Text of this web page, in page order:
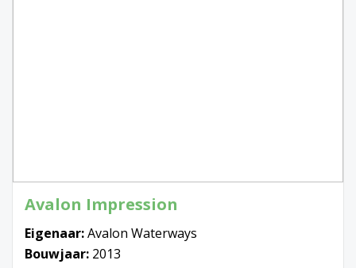
Avalon Impression
Eigenaar:Avalon Waterways
Bouwjaar: 2013